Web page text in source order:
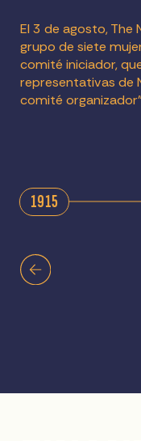
El 3 de agosto, The
grupo de siete
comité iniciador,
representativas de
comité
1915